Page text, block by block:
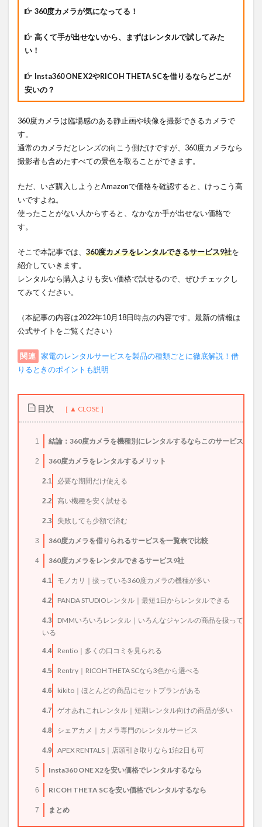
360度カメラが気になってる！
高くて手が出せないから、まずはレンタルで試してみた
い！
Insta360 ONE X2やRICOH THETA SCを借りるならどこが
安いの？
360度カメラは臨場感のある静止画や映像を撮影できるカメラで
す。
通常のカメラだとレンズの向こう側だけですが、360度カメラなら
撮影者も含めたすべての景色を取ることができます。
ただ、いざ購入しようとAmazonで価格を確認すると、けっこう高
いですよね。
使ったことがない人からすると、なかなか手が出せない価格で
す。
そこで本記事では、 360度カメラをレンタルできるサービス9社を
紹介していきます。
レンタルなら購入よりも安い価格で試せるので、ぜひチェックし
てみてください。
（本記事の内容は2022年10月18日時点の内容です。最新の情報は
公式サイトをご覧ください）
関連
家電のレンタルサービスを製品の種類ごとに徹底解説！借
りるときのポイントも説明
目次
1 結論：360度カメラを機種別にレンタルするならこのサービス
2 360度カメラをレンタルするメリット
2.1 必要な期間だけ使える
2.2 高い機種を安く試せる
2.3 失敗しても少額で済む
3 360度カメラを借りられるサービスを一覧表で比較
4 360度カメラをレンタルできるサービス9社
4.1 モノカリ｜扱っている360度カメラの機種が多い
4.2 PANDA STUDIOレンタル｜最短1日からレンタルできる
4.3
DMMいろいろレンタル｜いろんなジャンルの商品を扱って
いる
4.4 Rentio｜多くの口コミを見られる
4.5 Rentry｜RICOH THETA SCなら3色から選べる
4.6 kikito｜ほとんどの商品にセットプランがある
4.7 ゲオあれこれレンタル｜短期レンタル向けの商品が多い
4.8 シェアカメ｜カメラ専門のレンタルサービス
4.9 APEX RENTALS｜店頭引き取りなら1泊2日も可
5 Insta360 ONE X2を安い価格でレンタルするなら
6 RICOH THETA SCを安い価格でレンタルするなら
7 まとめ